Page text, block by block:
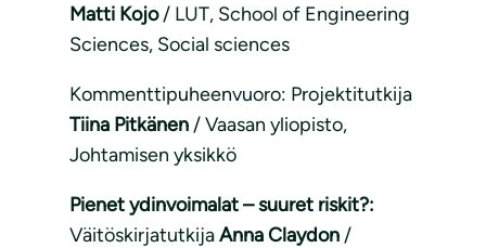
Matti Kojo/ LUT, School of Engineering
Sciences, Social sciences
Kommenttipuheenvuoro: Projektitutkija
Tiina Pitkänen / Vaasan yliopisto,
Johtamisen yksikkö
Pienet ydinvoimalat – suuret riskit?:
VäitöskirjatutkijaAnna Claydon /